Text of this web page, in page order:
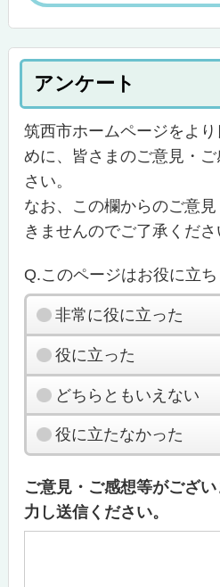
アンケート
筑西市ホームページをよ
めに、皆さまのご意見・
さい。
なお、この欄からのご意
きませんのでご了承くださ
Q.このページはお役に立ち
非常に役に立った
役に立った
どちらともいえない
役に立たなかった
ご意見・ご感想等がござ
力し送信ください。